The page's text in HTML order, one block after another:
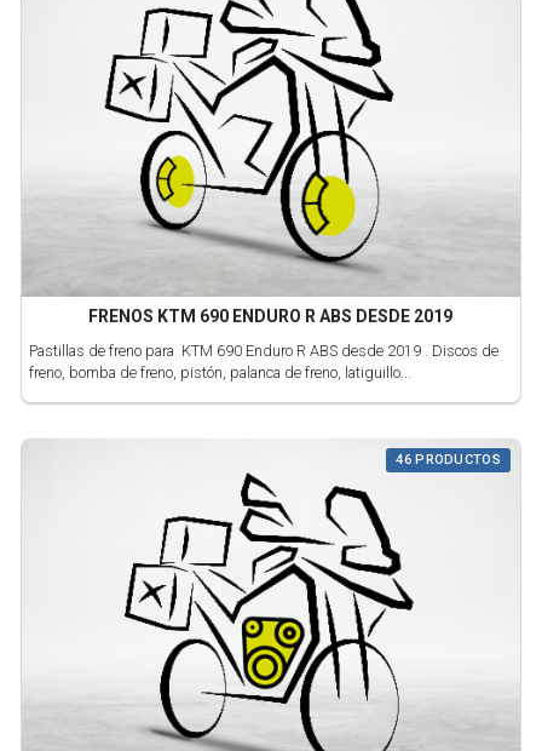
FRENOS KTM 690 ENDURO R ABS DESDE 2019
Pastillas de freno para KTM 690 Enduro R ABS desde 2019 . Discos de
freno, bomba de freno, pistón, palanca de freno, latiguillo...
46 PRODUCTOS